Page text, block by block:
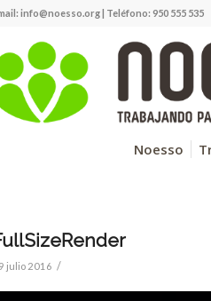
info@noesso.org| Teléfono: 950 555 535
Noesso
julio 2016 /